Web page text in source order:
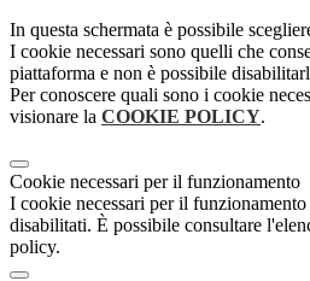
In questa schermata è possibile
I cookie necessari sono quelli che
piattaforma e non è possibile
Per conoscere quali sono i cookie
visionare la COOKIE POLICY.
Cookie necessari per il funzionamento
I cookie necessari per il funzionamento
disabilitati. È possibile consultare
policy.